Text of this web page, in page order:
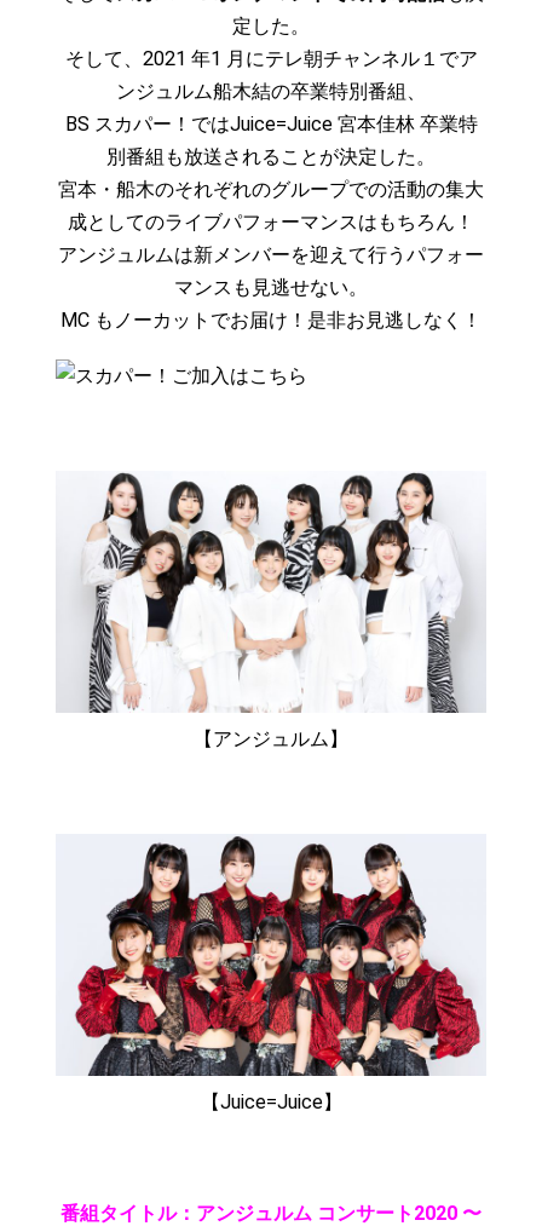
定した。
そして、2021 年1 月にテレ朝チャンネル１でア
ンジュルム船木結の卒業特別番組、
BS スカパー！ではJuice=Juice 宮本佳林 卒業特
別番組も放送されることが決定した。
宮本・船木のそれぞれのグループでの活動の集大
成としてのライブパフォーマンスはもちろん！
アンジュルムは新メンバーを迎えて行うパフォー
マンスも見逃せない。
MC もノーカットでお届け！是非お見逃しなく！
【アンジュルム】
【Juice=Juice】
番組タイトル：アンジュルム コンサート2020 〜